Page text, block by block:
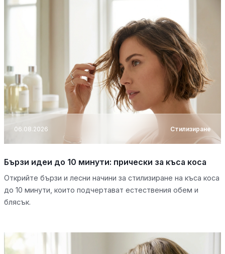
06.08.2026 Стилизиране
Бързи идеи до 10 минути: прически за къса коса
Открийте бързи и лесни начини за стилизиране на къса коса
до 10 минути, които подчертават естествения обем и
блясък.